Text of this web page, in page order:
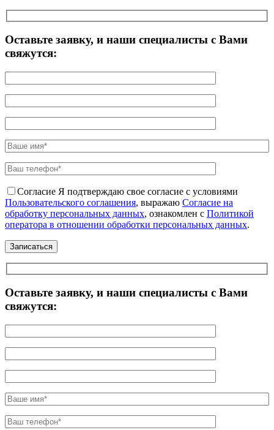
Оставьте заявку, и наши специалисты с Вами
свяжутся:
Согласие Я подтверждаю свое согласие с условиями
Пользовательского соглашения, выражаю Согласие на
обработку персональных данных, ознакомлен с Политикой
оператора в отношении обработки персональных данных.
Оставьте заявку, и наши специалисты с Вами
свяжутся: